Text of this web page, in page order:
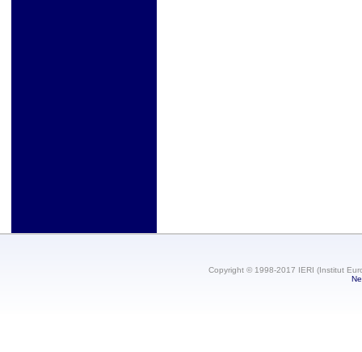
Copyright © 1998-2017 IERI (Institut